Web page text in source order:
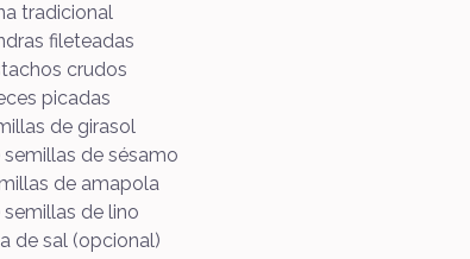
tradicional
fileteadas
crudos
picadas
de girasol
semillas de sésamo
de amapola
semillas de lino
de sal (opcional)